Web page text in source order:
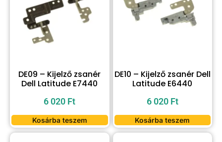
DE09 – Kijelző zsanér
Dell Latitude E7440
6 020 Ft
Kosárba teszem
DE10 – Kijelző zsanér Dell
Latitude E6440
6 020 Ft
Kosárba teszem